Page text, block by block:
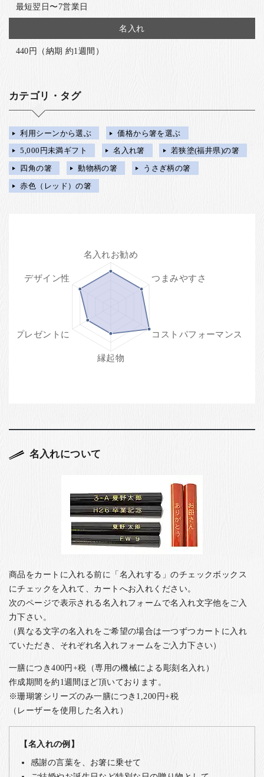
最短翌日〜7営業日
名入れ
440円（納期 約1週間）
カテゴリ・タグ
利用シーンから選ぶ
価格から箸を選ぶ
5,000円未満ギフト
名入れ箸
若狭塗(福井県)の箸
四角の箸
動物柄の箸
うさぎ柄の箸
赤色（レッド）の箸
名入れについて
商品をカートに入れる前に「名入れする」のチェックボックス
にチェックを入れて、カートへお入れください。
次のページで表示される名入れフォームで名入れ文字他をご入
力下さい。
（異なる文字の名入れをご希望の場合は一つずつカートに入れ
ていただき、それぞれ名入れフォームをご入力下さい）
一膳につき400円+税（専用の機械による彫刻名入れ）
作成期間を約1週間ほど頂いております。
※珊瑚箸シリーズのみ一膳につき1,200円+税
（レーザーを使用した名入れ）
【名入れの例】
感謝の言葉を、お箸に乗せて